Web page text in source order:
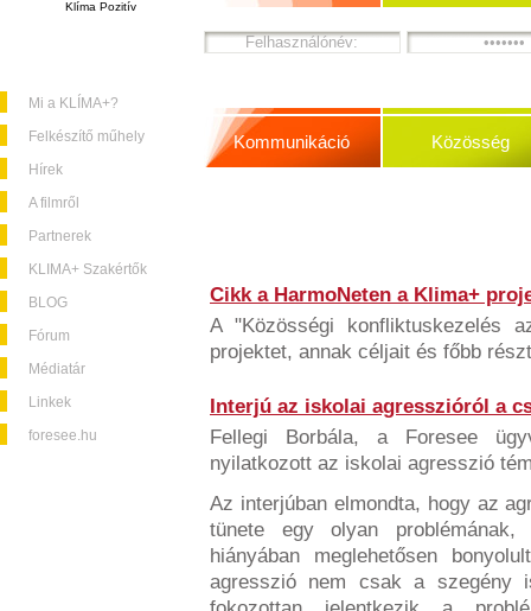
Klíma Pozitív
Mi a KLÍMA+?
Felkészítő műhely
Hírek
A filmről
Partnerek
KLIMA+ Szakértők
BLOG
Fórum
Médiatár
Linkek
foresee.hu
Kommunikáció Közösség
Cikk a HarmoNeten a Klima+
A "Közösségi konfliktuskezelés
projektet, annak céljait és főbb
Interjú az iskolai agresszióról a
Fellegi Borbála, a Foresee
nyilatkozott az iskolai agresszió
Az interjúban elmondta, hogy az
tünete egy olyan
hiányában meglehetősen
agresszió nem csak a szegény